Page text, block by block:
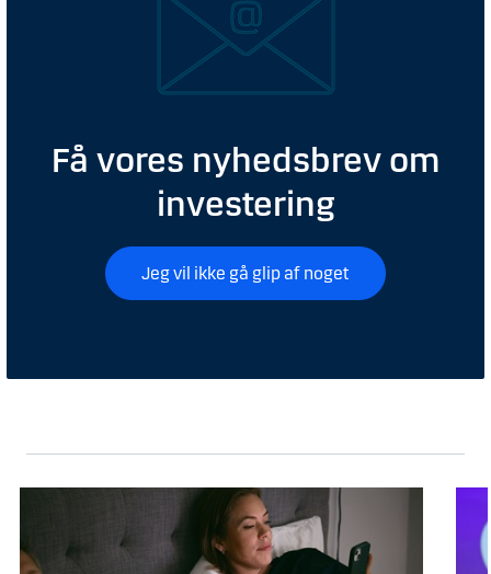
Få vores nyhedsbrev om
investering
Jeg vil ikke gå glip af noget